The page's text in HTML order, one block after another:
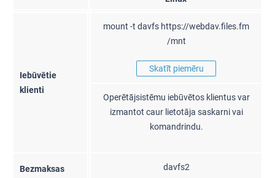
Iebūvētie
klienti
mount -t davfs https://webdav.files.fm
/mnt
Skatīt piemēru
Operētājsistēmu iebūvētos klientus var
izmantot caur lietotāja saskarni vai
komandrindu.
Bezmaksas
davfs2